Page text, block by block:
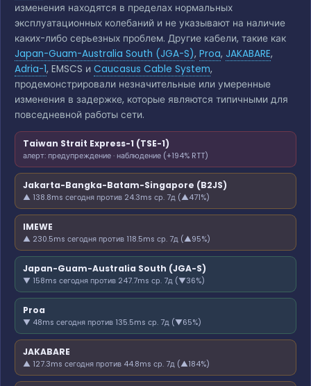
изменения находятся в пределах нормальных
эксплуатационных колебаний и не указывают на наличие
каких-либо серьезных проблем. Другие кабели, такие как
Japan-Guam-Australia South (JGA-S), Proa, JAKABARE,
Adria-1, EMSCS и Caucasus Cable System,
продемонстрировали незначительные или умеренные
изменения в задержке, которые являются типичными для
повседневной работы сети.
Taiwan Strait Express-1 (TSE-1)
алерт: предупреждение · наблюдение (+194% RTT)
Jakarta-Bangka-Batam-Singapore (B2JS)
▲ 138.8ms сегодня против 24.3ms ср. 7д (▲471%)
IMEWE
▲ 230.5ms сегодня против 118.5ms ср. 7д (▲95%)
Japan-Guam-Australia South (JGA-S)
▼ 158ms сегодня против 247.7ms ср. 7д (▼36%)
Proa
▼ 48ms сегодня против 135.5ms ср. 7д (▼65%)
JAKABARE
▲ 127.3ms сегодня против 44.8ms ср. 7д (▲184%)